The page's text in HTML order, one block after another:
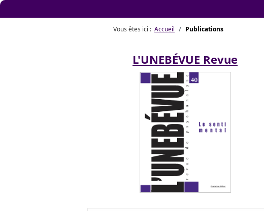
Vous êtes ici : Accueil Publications
L'UNEBÉVUE Revue